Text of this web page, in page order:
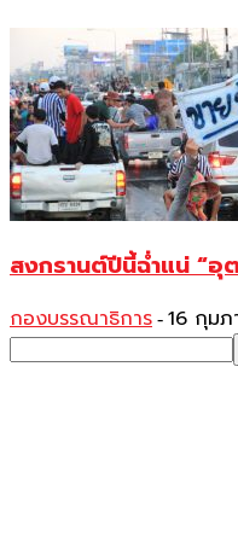
สงกรานต์ปีนี้ฉ่ำแน่ “อุ
กองบรรณาธิการ - 16 กุม